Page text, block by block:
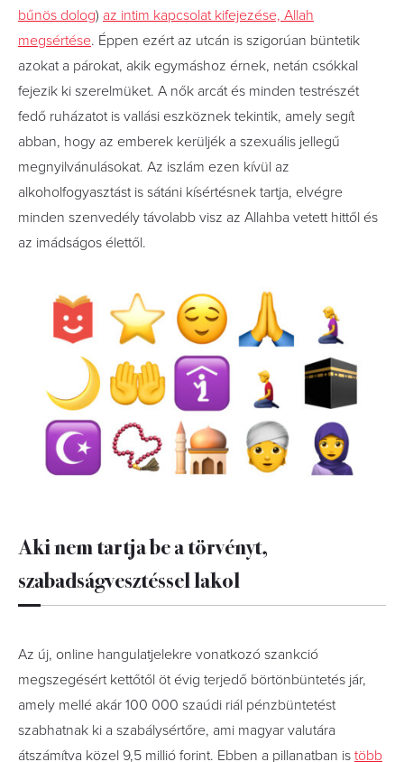
bűnös dolog) az intim kapcsolat kifejezése, Allah
megsértése. Éppen ezért az utcán is szigorúan büntetik
azokat a párokat, akik egymáshoz érnek, netán csókkal
fejezik ki szerelmüket. A nők arcát és minden testrészét
fedő ruházatot is vallási eszköznek tekintik, amely segít
abban, hogy az emberek kerüljék a szexuális jellegű
megnyilvánulásokat. Az iszlám ezen kívül az
alkoholfogyasztást is sátáni kísértésnek tartja, elvégre
minden szenvedély távolabb visz az Allahba vetett hittől és
az imádságos élettől.
Aki nem tartja be a törvényt,
szabadságvesztéssel lakol
Az új, online hangulatjelekre vonatkozó szankció
megszegésért kettőtől öt évig terjedő börtönbüntetés jár,
amely mellé akár 100 000 szaúdi riál pénzbüntetést
szabhatnak ki a szabálysértőre, ami magyar valutára
átszámítva közel 9,5 millió forint. Ebben a pillanatban is több